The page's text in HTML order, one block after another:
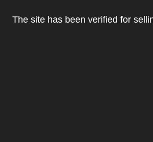
The site has been verified for